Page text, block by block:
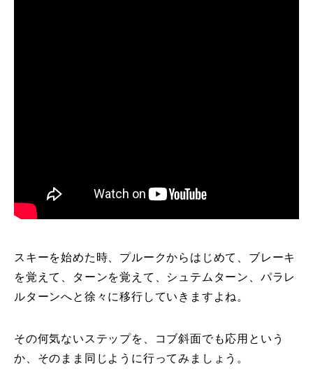
インストラクター一覧
コブレッスン参加のお客様の声 Review
レッスンレポート Report
よくある質問
レッスン周辺に関して
スキーを始めた時、プルークからはじめて、ブレーキ
を覚えて、ターンを覚えて、シュテムターン、パラレ
ルターンへと徐々に移行していきますよね。
その何気ないステップを、コブ斜面でも応用という
か、そのまま同じように行ってみましょう。